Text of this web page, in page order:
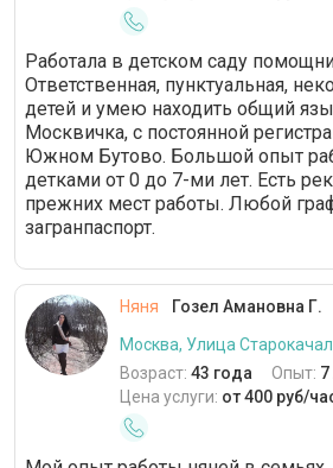
семьях. Инна Викторовна
(гигиена, кормление, прогулки,
контроль безопасности и т. д.) и
развитие по возрасту (музыка,
танцы, чтение и т. д.). Няня с
большим опытом и понимает, как
совладать с малышом даже в
стрессовых ситуациях. За время
работы она ни разу не повысила
встречала няню с улыбкой. Инна
Викторовна всегда шла мне
навстречу, если необходимо было
прийти раньше или задержаться. В
квартире были установлены
видеокамеры, что не смущало Инну
Викторовну. Мне необходимо выйти
на работу на полную занятость, а в
Работала в детском саду
Ответственная, пунктуальная,
детей и умею находить общий
Москвичка, с постоянной
Южном Бутово. Большой опыт
детками от 0 до 7-ми лет. Есть
прежних мест работы. Любой
загранпаспорт.
Няня Гозел Амановна Г.
Москва, Улица
Возраст: 43 года Опыт: 7
Цена услуги: от 400 руб/